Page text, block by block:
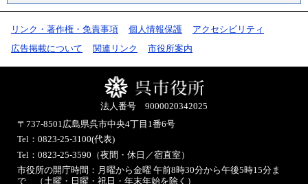
リンク・著作権・免責事項 個人情報保護
アクセシビリティ
広告掲載について
関連リンク 市役所案内
法人番号 9000020342025
〒737-8501広島県呉市中央4丁目1番6号
Tel：0823-25-3100(代表)
Tel：0823-25-3590（夜間・休日／宿直室）
市役所の開庁時間：月曜から金曜 午前8時30分から午後5時15分ま
で （土曜・日曜・祝日・年末年始を除く）